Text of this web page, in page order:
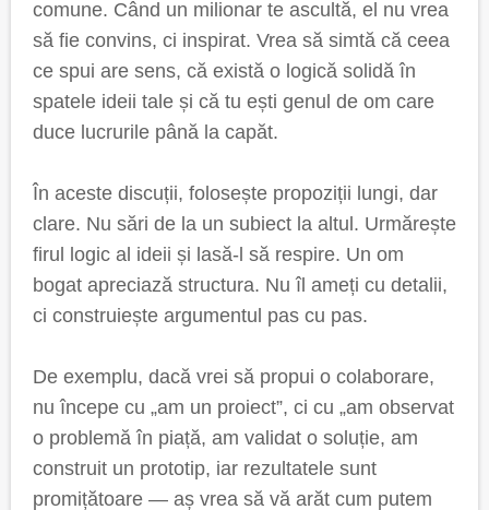
comune. Când un milionar te ascultă, el nu vrea
să fie convins, ci inspirat. Vrea să simtă că ceea
ce spui are sens, că există o logică solidă în
spatele ideii tale și că tu ești genul de om care
duce lucrurile până la capăt.
În aceste discuții, folosește propoziții lungi, dar
clare. Nu sări de la un subiect la altul. Urmărește
firul logic al ideii și lasă-l să respire. Un om
bogat apreciază structura. Nu îl ameți cu detalii,
ci construiește argumentul pas cu pas.
De exemplu, dacă vrei să propui o colaborare,
nu începe cu „am un proiect”, ci cu „am observat
o problemă în piață, am validat o soluție, am
construit un prototip, iar rezultatele sunt
promițătoare — aș vrea să vă arăt cum putem